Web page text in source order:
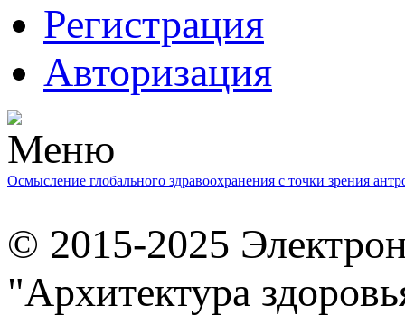
Регистрация
Авторизация
Осмысление глобального здравоохранения с точки зрения
© 2015-2025
"Архитектура